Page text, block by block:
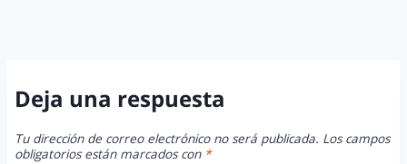
Deja una respuesta
Tu dirección de correo electrónico no será publicada. Los campos
obligatorios están marcados con *